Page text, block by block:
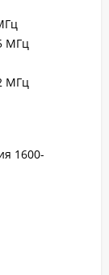
МГц
МГц
1600-